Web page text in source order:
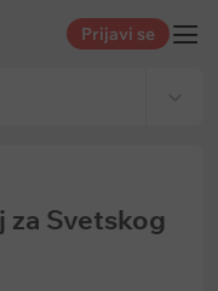
Prijavi se
za Svetskog